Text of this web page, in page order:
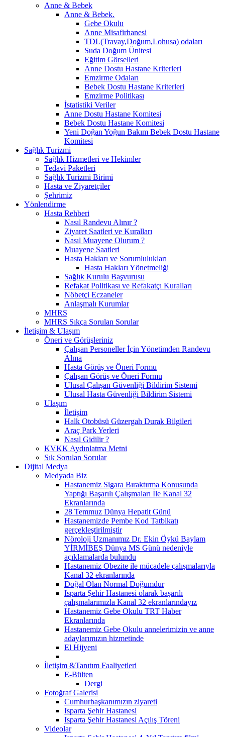
Anne & Bebek
Anne & Bebek.
Gebe Okulu
Anne Misafirhanesi
TDL(Travay,Doğum,Lohusa) odaları
Suda Doğum Ünitesi
Eğitim Görselleri
Anne Dostu Hastane Kriterleri
Emzirme Odaları
Bebek Dostu Hastane Kriterleri
Emzirme Politikası
İstatistiki Veriler
Anne Dostu Hastane Komitesi
Bebek Dostu Hastane Komitesi
Yeni Doğan Yoğun Bakım Bebek Dostu Hastane
Komitesi
Sağlık Turizmi
Sağlık Hizmetleri ve Hekimler
Tedavi Paketleri
Sağlık Turizmi Birimi
Hasta ve Ziyaretçiler
Şehrimiz
Yönlendirme
Hasta Rehberi
Nasıl Randevu Alınır ?
Ziyaret Saatleri ve Kuralları
Nasıl Muayene Olurum ?
Muayene Saatleri
Hasta Hakları ve Sorumlulukları
Hasta Hakları Yönetmeliği
Sağlık Kurulu Başvurusu
Refakat Politikası ve Refakatçı Kuralları
Nöbetçi Eczaneler
Anlaşmalı Kurumlar
MHRS
MHRS Sıkça Sorulan Sorular
İletişim & Ulaşım
Öneri ve Görüşleriniz
Çalışan Personeller İçin Yönetimden Randevu
Alma
Hasta Görüş ve Öneri Formu
Çalışan Görüş ve Öneri Formu
Ulusal Çalışan Güvenliği Bildirim Sistemi
Ulusal Hasta Güvenliği Bildirim Sistemi
Ulaşım
İletişim
Halk Otobüsü Güzergah Durak Bilgileri
Araç Park Yerleri
Nasıl Gidilir ?
KVKK Aydınlatma Metni
Sık Sorulan Sorular
Dijital Medya
Medyada Biz
Hastanemiz Sigara Bıraktırma Konusunda
Yaptığı Başarılı Çalışmaları İle Kanal 32
Ekranlarında
28 Temmuz Dünya Hepatit Günü
Hastanemizde Pembe Kod Tatbikatı
gerçekleştirilmiştir
Nöroloji Uzmanımız Dr. Ekin Öykü Baylam
YİRMİBEŞ Dünya MS Günü nedeniyle
açıklamalarda bulundu
Hastanemiz Obezite ile mücadele çalışmalarıyla
Kanal 32 ekranlarında
Doğal Olan Normal Doğumdur
Isparta Şehir Hastanesi olarak başarılı
çalışmalarımızla Kanal 32 ekranlarındayız
Hastanemiz Gebe Okulu TRT Haber
Ekranlarında
Hastanemiz Gebe Okulu annelerimizin ve anne
adaylarımızın hizmetinde
El Hijyeni
İletişim &Tanıtım Faaliyetleri
E-Bülten
Dergi
Fotoğraf Galerisi
Cumhurbaşkanımızın ziyareti
Isparta Şehir Hastanesi
Isparta Şehir Hastanesi Açılış Töreni
Videolar